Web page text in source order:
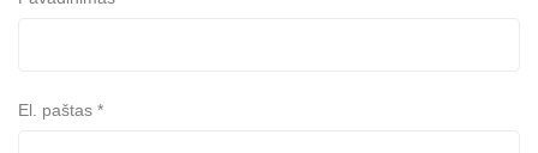
El. paštas *